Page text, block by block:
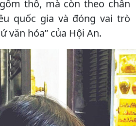
thô, mà còn theo chân
quốc gia và đóng vai trò
văn hóa” của Hội An.